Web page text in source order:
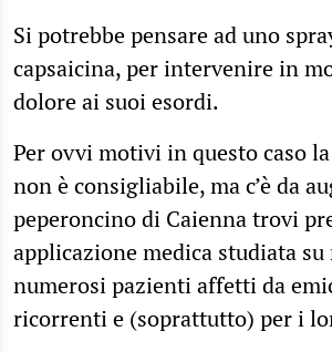
Si potrebbe pensare ad uno
capsaicina, per intervenire in
dolore ai suoi esordi.
Per ovvi motivi in questo caso
non è consigliabile, ma c’è da
peperoncino di Caienna trovi
applicazione medica studiata
numerosi pazienti affetti da
ricorrenti e (soprattutto) per i